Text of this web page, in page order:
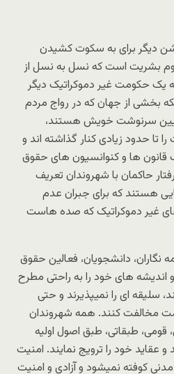
دیگر برای به سکوت کشیدن
بشریت است که نسل به نسل از
یک حکومت غیر دموکراتیک دیگر
بخشی از جهان که در رواج مردم
سرنوشت خویش هستند،
تا حدود زیادی کنار گذاشته اند و
قانون ها و کنوانسیون های حقوق
حاکمان با شهروندان تعریف
هستند که برای جبران عدم
غیر دموکراتیک که صده هاست
نگاران، دانشجویان، فعالین حقوق
اندیشه های خود را به راحتی مطرح
سلیقه ای را نمیپذیرند و حتی
مخالفت کنند. همه شهروندان
طبقاتی، طبق اصول اولیه
عقاید خود را ترویج نمایند. امنیت
کوفته نمیشود و آزادی و امنیت